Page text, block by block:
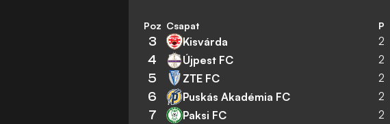
Poz Csapat P
3 Kisvárda 2
4 Újpest FC 2
5 ZTE FC 2
6 Puskás Akadémia FC 2
7 Paksi FC 2